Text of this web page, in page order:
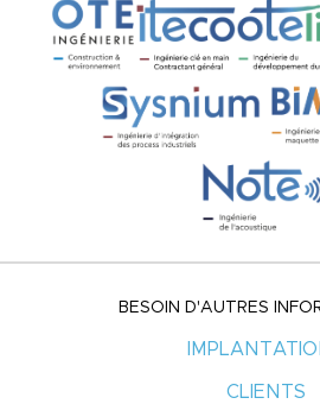
BESOIN D'AUTRES
CLIENTS